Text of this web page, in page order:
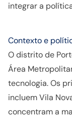
integrar a
Contexto e
O distrito de
Área
tecnologia. Os
incluem Vila
concentram a